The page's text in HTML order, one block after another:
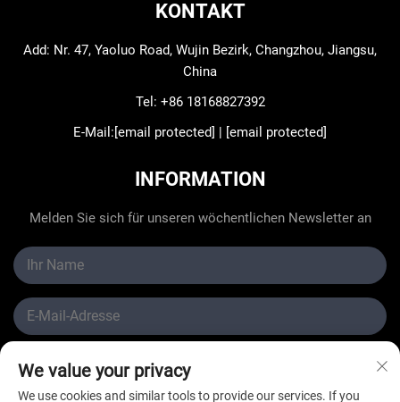
KONTAKT
Add: Nr. 47, Yaoluo Road, Wujin Bezirk, Changzhou, Jiangsu,
China
Tel: +86 18168827392
E-Mail:[email protected] | [email protected]
INFORMATION
Melden Sie sich für unseren wöchentlichen Newsletter an
Absenden
We value your privacy
We use cookies and similar tools to provide our services. If you